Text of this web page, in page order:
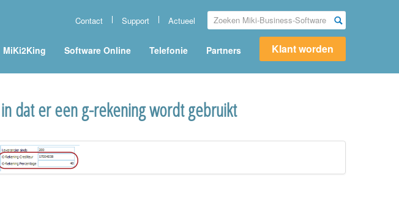
MiKi2King Software Online Telefonie Partners Klant worden
Actueel
Support
Contact
dat er een g-rekening wordt gebruikt